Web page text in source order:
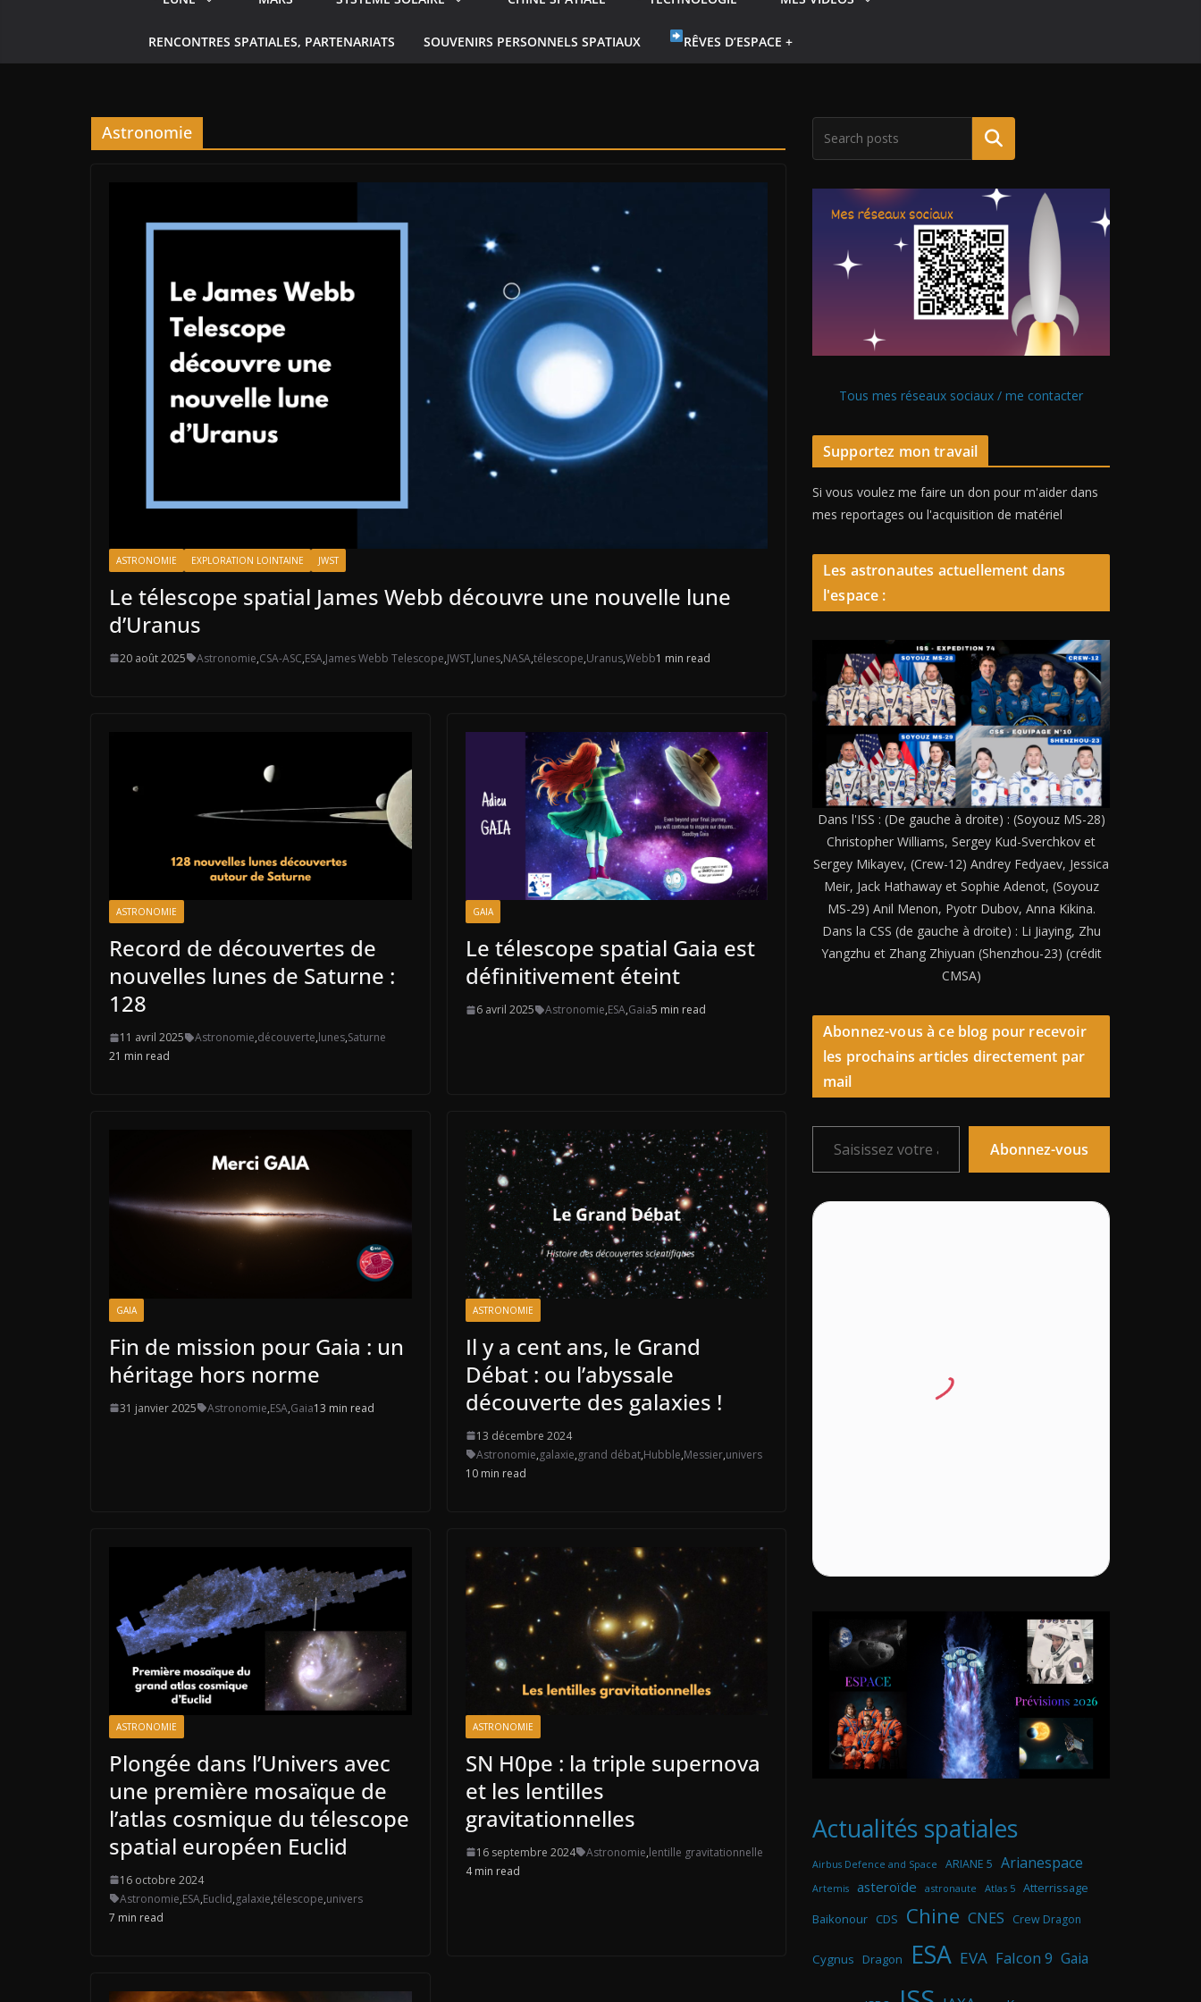
RENCONTRES SPATIALES, PARTENARIATS SOUVENIRS PERSONNELS SPATIAUX RÊVES D’ESPACE +
Astronomie
ASTRONOMIE EXPLORATION LOINTAINE JWST
Le télescope spatial James Webb découvre une nouvelle lune
d’Uranus
20 août 2025 Astronomie,CSA-ASC,ESA,James Webb Telescope,JWST,lunes,NASA,télescope,Uranus,Webb1 min read
ASTRONOMIE
Record de découvertes de
nouvelles lunes de Saturne :
128
11 avril 2025 Astronomie,découverte,lunes,Saturne
21 min read
GAIA
Le télescope spatial Gaia est
définitivement éteint
6 avril 2025 Astronomie,ESA,Gaia5 min read
GAIA
Fin de mission pour Gaia : un
héritage hors norme
31 janvier 2025 Astronomie,ESA,Gaia13 min read
ASTRONOMIE
Il y a cent ans, le Grand
Débat : ou l’abyssale
découverte des galaxies !
13 décembre 2024
Astronomie,galaxie,grand débat,Hubble,Messier,univers
10 min read
ASTRONOMIE
Plongée dans l’Univers avec
une première mosaïque de
l’atlas cosmique du télescope
spatial européen Euclid
16 octobre 2024
Astronomie,ESA,Euclid,galaxie,télescope,univers
7 min read
ASTRONOMIE
SN H0pe : la triple supernova
et les lentilles
gravitationnelles
16 septembre 2024 Astronomie,lentille gravitationnelle
4 min read
Tous mes réseaux sociaux / me contacter
Supportez mon travail
Si vous voulez me faire un don pour m'aider dans
mes reportages ou l'acquisition de matériel
Les astronautes actuellement dans
l'espace :
Dans l'ISS : (De gauche à droite) : (Soyouz MS-28)
Christopher Williams, Sergey Kud-Sverchkov et
Sergey Mikayev, (Crew-12) Andrey Fedyaev, Jessica
Meir, Jack Hathaway et Sophie Adenot, (Soyouz
MS-29) Anil Menon, Pyotr Dubov, Anna Kikina.
Dans la CSS (de gauche à droite) : Li Jiaying, Zhu
Yangzhu et Zhang Zhiyuan (Shenzhou-23) (crédit
CMSA)
Abonnez-vous à ce blog pour recevoir
les prochains articles directement par
mail
Saisissez votre adresse e-mail…
Abonnez-vous
Actualités spatiales
Airbus Defence and Space ARIANE 5 Arianespace
Artemis asteroïde astronaute Atlas 5 Atterrissage
Baikonour CDS Chine CNES Crew Dragon
Cygnus Dragon ESA EVA Falcon 9 Gaia